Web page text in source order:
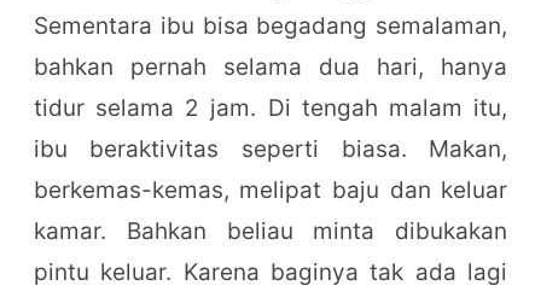
Sementara ibu bisa begadang semalaman,
bahkan pernah selama dua hari, hanya
tidur selama 2 jam. Di tengah malam itu,
ibu beraktivitas seperti biasa. Makan,
berkemas-kemas, melipat baju dan keluar
kamar. Bahkan beliau minta dibukakan
pintu keluar. Karena baginya tak ada lagi